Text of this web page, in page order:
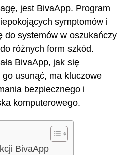
jest BivaApp. Program
symptomów i
do systemów w oszukańczy
różnych form szkód.
BivaApp, jak się
usunąć, ma kluczowe
bezpiecznego i
komputerowego.
BivaApp